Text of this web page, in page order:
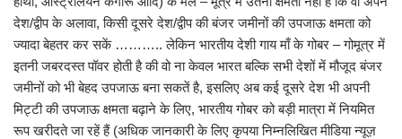
देश/द्वीप के अलावा, किसी दूसरे देश/द्वीप की बंजर जमीनों की उपजाऊ क्षमता को
ज्यादा बेहतर कर सकें ……….. लेकिन भारतीय देशी गाय माँ के गोबर – गोमूत्र में
इतनी जबरदस्त पॉवर होती है की वो ना केवल भारत बल्कि सभी देशों में मौजूद बंजर
जमीनों को भी बेहद उपजाऊ बना सकतें है, इसलिए अब कई दूसरे देश भी अपनी
मिट्टी की उपजाऊ क्षमता बढ़ाने के लिए, भारतीय गोबर को बड़ी मात्रा में नियमित
रूप खरीदते जा रहें हैं (अधिक जानकारी के लिए कृपया निम्नलिखित मीडिया न्यूज़